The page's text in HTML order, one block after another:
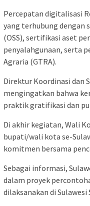
Percepatan digitalisasi
yang terhubung dengan
(OSS), sertifikasi aset
penyalahgunaan, serta
Agraria (GTRA).
Direktur Koordinasi dan
mengingatkan bahwa
praktik gratifikasi dan
Di akhir kegiatan, Wali
bupati/wali kota se-
komitmen bersama
Sebagai informasi,
dalam proyek
dilaksanakan di Sulawesi